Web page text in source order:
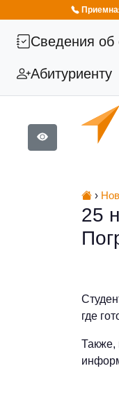
Сведения об
Абитуриенту
›
25
где
Также,